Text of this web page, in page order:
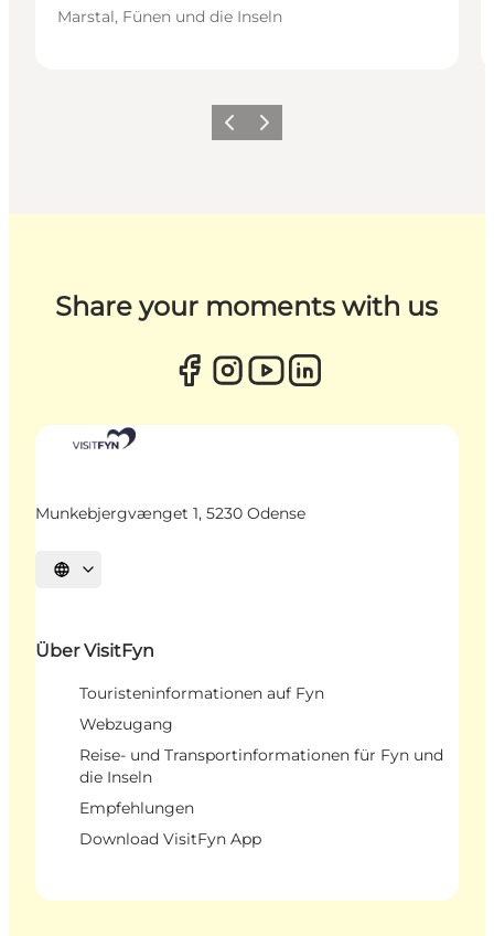
Marstal, Fünen und die Inseln
ZurückWeiter
Share your moments with us
Munkebjergvænget 1, 5230 Odense
Sprache auswählen
Über VisitFyn
Touristeninformationen auf Fyn
Webzugang
Reise- und Transportinformationen für Fyn und
die Inseln
Empfehlungen
Download VisitFyn App